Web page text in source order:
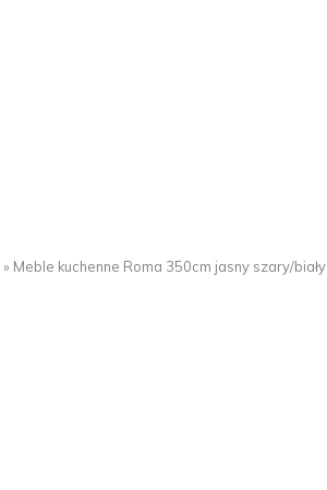
» Meble kuchenne Roma 350cm jasny szary/biały